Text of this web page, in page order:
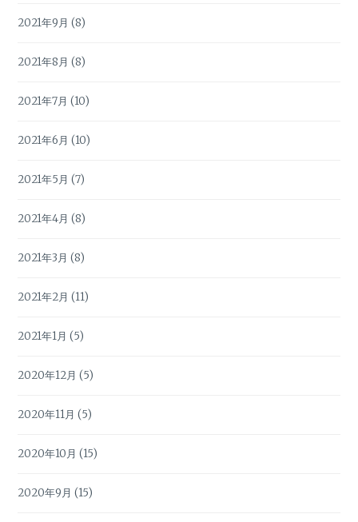
2021年9月 (8)
2021年8月 (8)
2021年7月 (10)
2021年6月 (10)
2021年5月 (7)
2021年4月 (8)
2021年3月 (8)
2021年2月 (11)
2021年1月 (5)
2020年12月 (5)
2020年11月 (5)
2020年10月 (15)
2020年9月 (15)